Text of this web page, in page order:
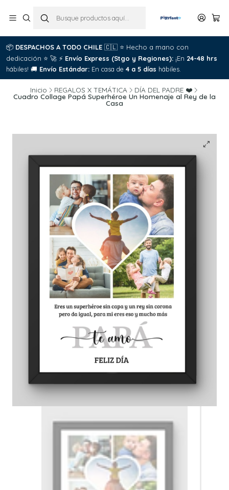
📦 DESPACHOS A TODO CHILE 🇨🇱 ⭐ Hecho a mano con
dedicación ⭐ 🚀 ⚡ Envío Express (Stgo y Regiones): ¡En 24-48 hrs
hábiles! 🚚 Envío Estándar: En casa de 4 a 5 días hábiles.
Inicio REGALOS X TEMÁTICA DÍA DEL PADRE ❤️
Cuadro Collage Papá Superhéroe Un Homenaje al Rey de la
Casa